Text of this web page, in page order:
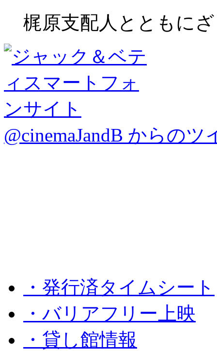
梶原支配人とともに
@cinemaJandB からのツ
・発行済タイムシート
・バリアフリー上映
・貸し館情報